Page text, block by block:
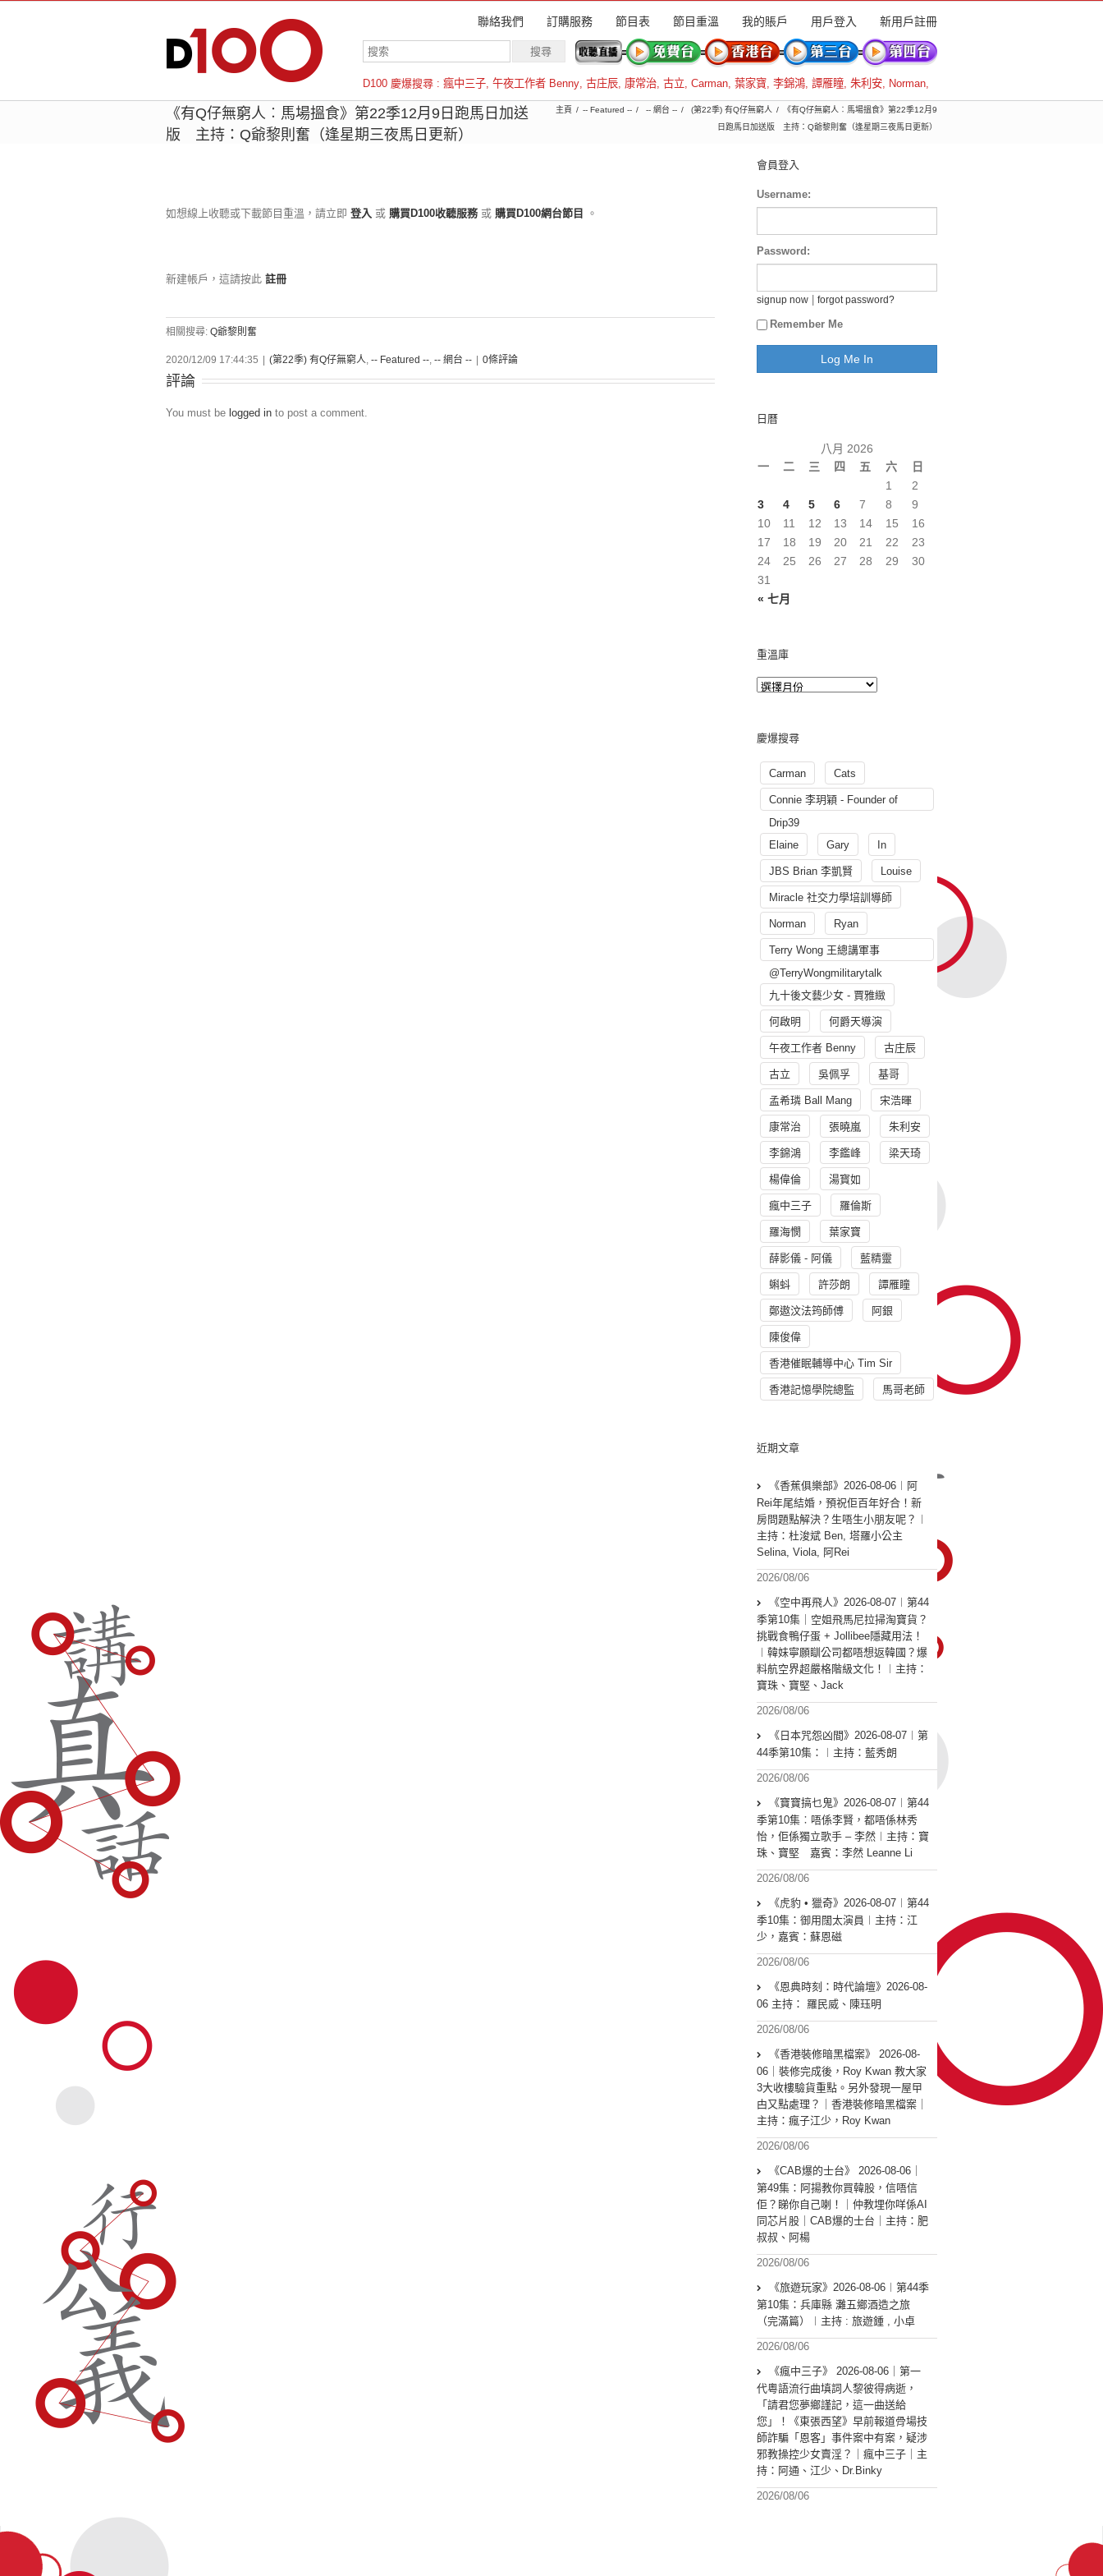
聯絡我們 訂購服務 節目表 節目重溫 我的賬戶 用戶登入 新用戶註冊
D100 慶爆搜尋 : 瘋中三子, 午夜工作者 Benny, 古庄辰, 康常治, 古立, Carman, 葉家寶, 李錦鴻, 譚雁瞳, 朱利安, Norman,
羅倫斯
《有Q仔無窮人︰馬場搵食》第22季12月9日跑馬日加送
版 主持：Q爺黎則奮（逢星期三夜馬日更新）
主頁 -- Featured -- -- 網台 -- (第22季) 有Q仔無窮人
《有Q仔無窮人︰馬場搵食》第22季12月9
日跑馬日加送版 主持：Q爺黎則奮（逢星期三夜馬日更新）
如想線上收聽或下載節目重溫，請立即 登入 或 購買D100收聽服務 或 購買D100網台節目 。
新建帳戶，這請按此 註冊
相關搜尋: Q爺黎則奮
2020/12/09 17:44:35 (第22季) 有Q仔無窮人, -- Featured --, -- 網台 -- 0條評論
評論
You must be logged in to post a comment.
會員登入
Username:
Password:
signup now forgot password?
Remember Me
日曆
八月 2026
一
二 三 四 五 六 日
« 七月
1
2
3
4 5 6 7 8
9
10
11 12 13 14 15
16
17
18 19 20 21 22
23
24
25 26 27 28 29
30
31
重溫庫
慶爆搜尋
Carman Cats
Connie 李玥穎 - Founder of
Drip39
Elaine
Gary In
JBS Brian 李凱賢 Louise
Miracle 社交力學培訓導師
Norman Ryan
Terry Wong 王總講軍事
@TerryWongmilitarytalk
九十後文藝少女 - 賈雅緻
何啟明 何爵天導演
午夜工作者 Benny 古庄辰
古立 吳佩孚 基哥
孟希璘 Ball Mang 宋浩暉
康常治 張曉嵐 朱利安
李錦鴻 李鑑峰 梁天琦
楊偉倫 湯寳如
瘋中三子 羅倫斯
羅海憫 葉家寶
薛影儀 - 阿儀 藍精靈
蝌蚪 許莎朗 譚雁瞳
鄭遨汶法筠師傅 阿銀
陳俊偉
香港催眠輔導中心 Tim Sir
香港記憶學院總監 馬哥老師
近期文章
《香蕉俱樂部》2026-08-06︱阿
Rei年尾結婚，預祝佢百年好合！新
房問題點解決？生唔生小朋友呢？︱
主持：杜浚斌 Ben, 塔羅小公主
Selina, Viola, 阿Rei
2026/08/06
《空中再飛人》2026-08-07︱第44
季第10集｜空姐飛馬尼拉掃淘寶貨？
挑戰食鴨仔蛋 + Jollibee隱藏用法！
︱韓妹寧願瞓公司都唔想返韓國？爆
料航空界超嚴格階級文化！︱主持：
寶珠、寶堅、Jack
2026/08/06
《日本咒怨凶間》2026-08-07︱第
44季第10集：︱主持：藍秀朗
2026/08/06
《寶寶搞乜鬼》2026-08-07︱第44
季第10集︰唔係李賢，都唔係林秀
怡，佢係獨立歌手 – 李然︱主持：寶
珠、寶堅 嘉賓：李然 Leanne Li
2026/08/06
《虎豹 • 獵奇》2026-08-07︱第44
季10集：御用闊太演員︱主持：江
少，嘉賓：蘇恩磁
2026/08/06
《恩典時刻：時代論壇》2026-08-
06 主持： 羅民威、陳珏明
2026/08/06
《香港裝修暗黑檔案》 2026-08-
06｜裝修完成後，Roy Kwan 教大家
3大收樓驗貨重點。另外發現一屋曱
甴又點處理？｜香港裝修暗黑檔案｜
主持：瘋子江少，Roy Kwan
2026/08/06
《CAB爆的士台》 2026-08-06｜
第49集：阿揚教你買韓股，信唔信
佢？睇你自己喇！｜仲教埋你咩係AI
同芯片股｜CAB爆的士台｜主持：肥
叔叔、阿楊
2026/08/06
《旅遊玩家》2026-08-06︱第44季
第10集：兵庫縣 灘五鄉酒造之旅
（完滿篇）︱主持 : 旅遊鍾 , 小卓
2026/08/06
《瘋中三子》 2026-08-06｜第一
代粵語流行曲填詞人黎彼得病逝，
「請君您夢鄉謹記，這一曲送給
您」！《東張西望》早前報道骨場技
師詐騙「恩客」事件案中有案，疑涉
邪教操控少女賣淫？｜瘋中三子｜主
持：阿通、江少、Dr.Binky
2026/08/06